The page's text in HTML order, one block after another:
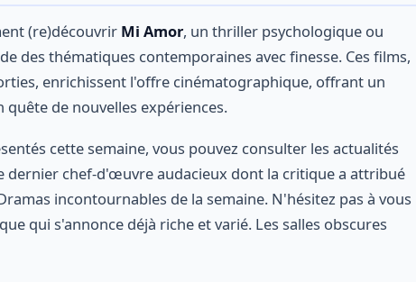
(re)découvrir Mi Amor, un thriller psychologique ou
des thématiques contemporaines avec finesse. Ces films,
enrichissent l'offre cinématographique, offrant un
de nouvelles expériences.
cette semaine, vous pouvez consulter les actualités
dernier chef-d'œuvre audacieux dont la critique a attribué
incontournables de la semaine. N'hésitez pas à vous
qui s'annonce déjà riche et varié. Les salles obscures